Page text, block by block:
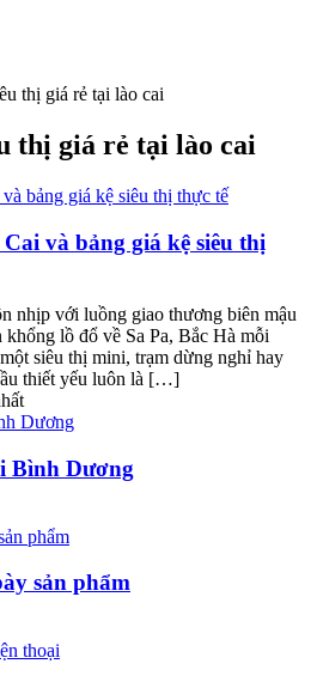
thị giá rẻ tại lào cai
thị giá rẻ tại lào cai
và bảng giá kệ siêu thị
nhịp với luồng giao thương biên mậu
lồ đổ về Sa Pa, Bắc Hà mỗi
siêu thị mini, trạm dừng nghỉ hay
thiết yếu luôn là […]
Bình Dương
sản phẩm